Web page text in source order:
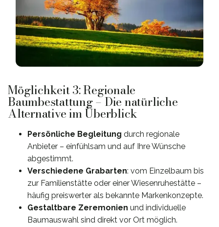
Möglichkeit 3: Regionale
Baumbestattung – Die natürliche
Alternative im Überblick
Persönliche Begleitung durch regionale
Anbieter – einfühlsam und auf Ihre Wünsche
abgestimmt.
Verschiedene Grabarten: vom Einzelbaum bis
zur Familienstätte oder einer Wiesenruhestätte –
häufig preiswerter als bekannte Markenkonzepte.
Gestaltbare Zeremonien und individuelle
Baumauswahl sind direkt vor Ort möglich.